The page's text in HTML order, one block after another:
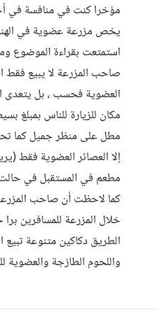
مؤخرا كنت في منافسة في
يخص مزرعة عضوية في
استمتعت بقراءة الموضوع
صاحب المزرعة لا يبيع فقط
العضوية فحسب ، بل يتعدى
مكان للزيارة للناس
مطل على منظر جميل كما
إلا العصائر العضوية فقط
مطعم في المستقبل في
كما لاحظت أن صاحب
خلال المزرعة للمسافرين
الطريق دكاكين متنوعة
واللحوم الطازجة والعضوية